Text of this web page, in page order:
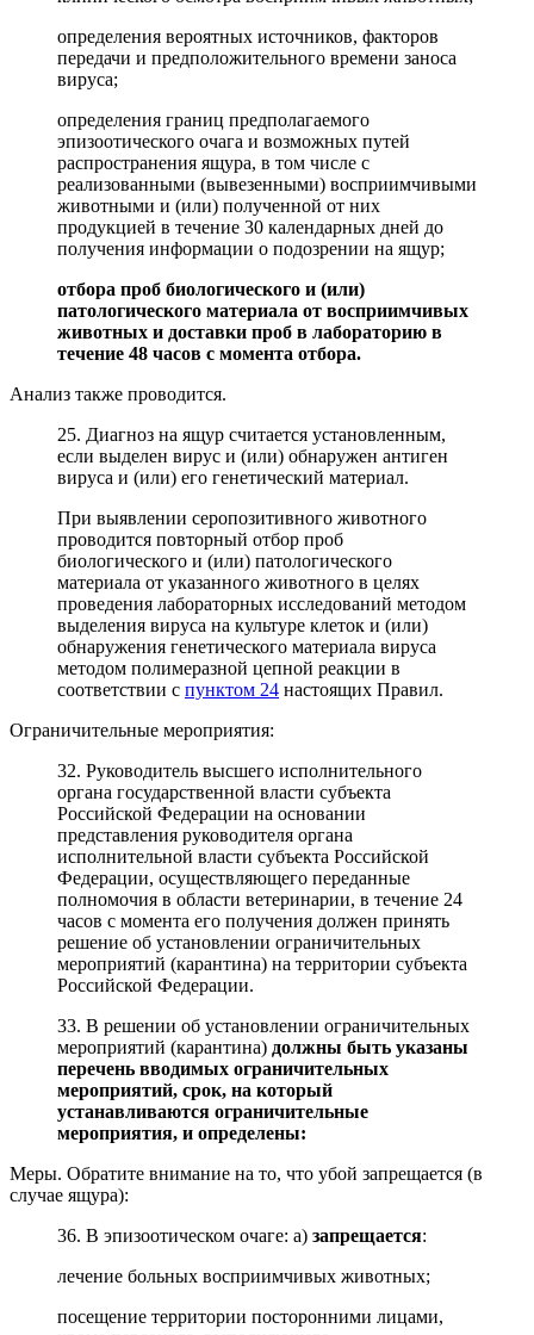
определения вероятных источников, факторов
передачи и предположительного времени заноса
вируса;
определения границ предполагаемого
эпизоотического очага и возможных путей
распространения ящура, в том числе с
реализованными (вывезенными) восприимчивыми
животными и (или) полученной от них
продукцией в течение 30 календарных дней до
получения информации о подозрении на ящур;
отбора проб биологического и (или)
патологического материала от восприимчивых
животных и доставки проб в лабораторию в
течение 48 часов с момента отбора.
Анализ также проводится.
25. Диагноз на ящур считается установленным,
если выделен вирус и (или) обнаружен антиген
вируса и (или) его генетический материал.
При выявлении серопозитивного животного
проводится повторный отбор проб
биологического и (или) патологического
материала от указанного животного в целях
проведения лабораторных исследований методом
выделения вируса на культуре клеток и (или)
обнаружения генетического материала вируса
методом полимеразной цепной реакции в
соответствии с пунктом 24 настоящих Правил.
Ограничительные мероприятия:
32. Руководитель высшего исполнительного
органа государственной власти субъекта
Российской Федерации на основании
представления руководителя органа
исполнительной власти субъекта Российской
Федерации, осуществляющего переданные
полномочия в области ветеринарии, в течение 24
часов с момента его получения должен принять
решение об установлении ограничительных
мероприятий (карантина) на территории субъекта
Российской Федерации.
33. В решении об установлении ограничительных
мероприятий (карантина) должны быть указаны
перечень вводимых ограничительных
мероприятий, срок, на который
устанавливаются ограничительные
мероприятия, и определены:
Меры. Обратите внимание на то, что убой запрещается (в
случае ящура):
36. В эпизоотическом очаге: а) запрещается:
лечение больных восприимчивых животных;
посещение территории посторонними лицами,